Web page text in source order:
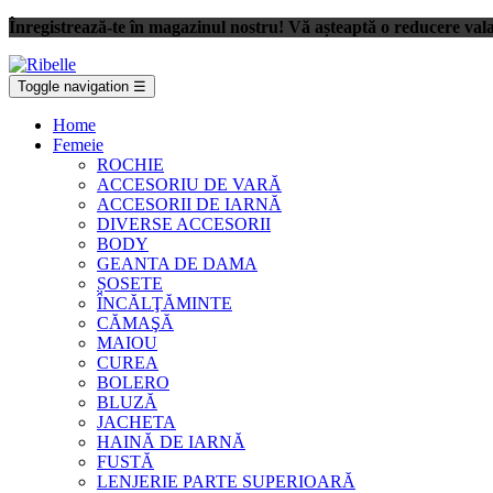
Înregistrează-te în magazinul nostru! Vă așteaptă o reducere
Toggle navigation ☰
Home
Femeie
ROCHIE
ACCESORIU DE VARĂ
ACCESORII DE IARNĂ
DIVERSE ACCESORII
BODY
GEANTA DE DAMA
ȘOSETE
ÎNCĂLŢĂMINTE
CĂMAŞĂ
MAIOU
CUREA
BOLERO
BLUZĂ
JACHETA
HAINĂ DE IARNĂ
FUSTĂ
LENJERIE PARTE SUPERIOARĂ